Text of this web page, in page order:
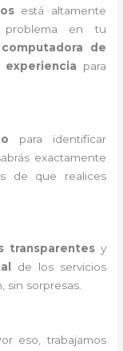
está altamente
problema en tu
computadora de
experiencia para
para identificar
exactamente
de que realices
transparentesy
de los servicios
sin sorpresas.
eso, trabajamos